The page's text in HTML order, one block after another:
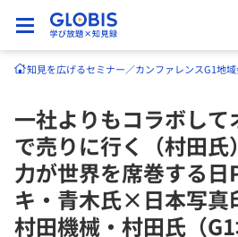
知見を広げるセミナー／カンファレンスG1地
一社よりもコラボし
で売りに行く（村田
力が世界を席巻する
キ・青木氏×日本写
村田機械・村田氏（